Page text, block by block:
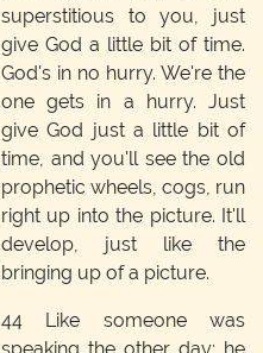
superstitious to you, just
give God a little bit of time.
God's in no hurry. We're the
one gets in a hurry. Just
give God just a little bit of
time, and you'll see the old
prophetic wheels, cogs, run
right up into the picture. It'll
develop, just like the
bringing up of a picture.
44 Like someone was